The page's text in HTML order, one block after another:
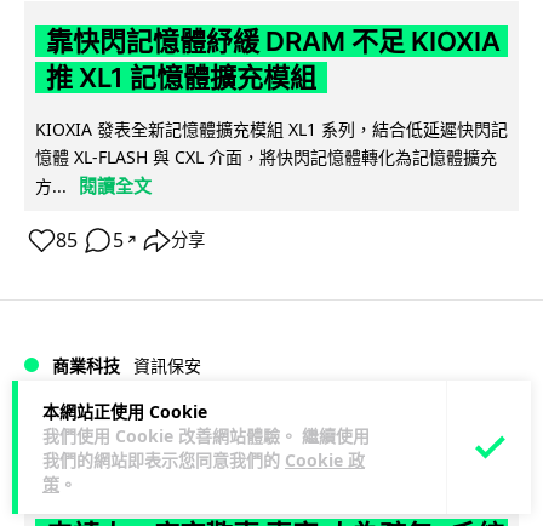
本網站正使用 Cookie
我們使用 Cookie 改善網站體驗。 繼續使用
我們的網站即表示您同意我們的 Cookie 政
策 。
靠快閃記憶體紓緩 DRAM 不足 KIOXIA
推 XL1 記憶體擴充模組
KIOXIA 發表全新記憶體擴充模組 XL1 系列，結合低延遲快閃記
憶體 XL-FLASH 與 CXL 介面，將快閃記憶體轉化為記憶體擴充
方...
閱讀全文
85 5 ↗ 分享
商業科技 資訊保安
Lawton 1 日
東華學院誤發取錄電郵 全數 11,139 名